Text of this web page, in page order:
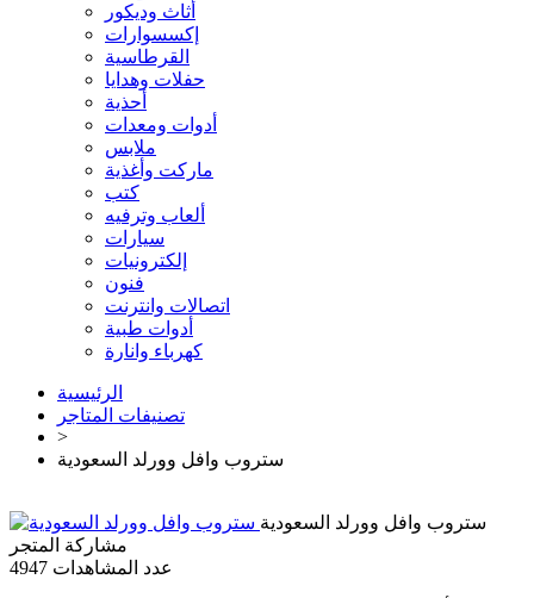
أثاث وديكور
إكسسوارات
القرطاسية
حفلات وهدايا
أحذية
أدوات ومعدات
ملابس
ماركت وأغذية
كتب
ألعاب وترفيه
سيارات
إلكترونيات
فنون
اتصالات وانترنت
أدوات طبية
كهرباء وانارة
الرئيسية
تصنيفات المتاجر
>
ستروب وافل وورلد السعودية
ستروب وافل وورلد السعودية
مشاركة المتجر
عدد المشاهدات 4947